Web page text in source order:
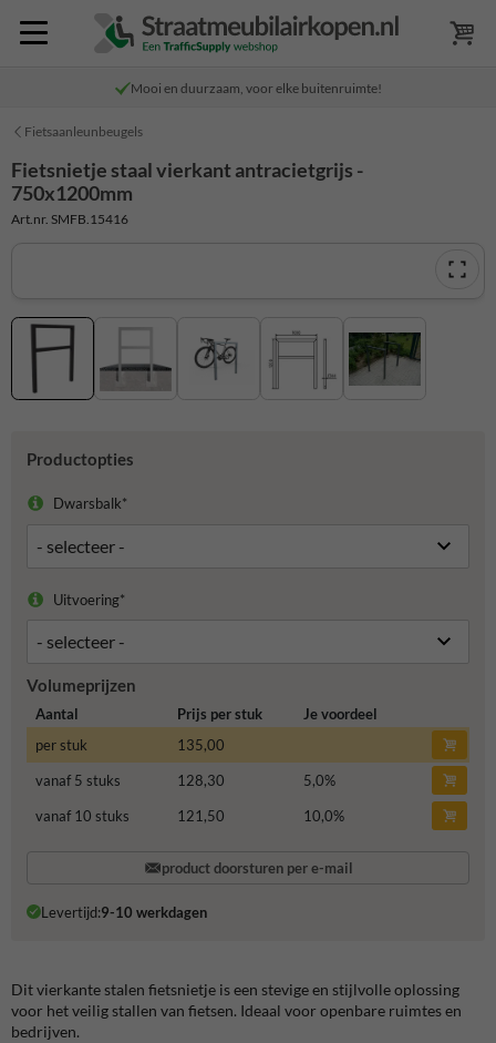
Mooi en duurzaam, voor elke buitenruimte!
Fietsaanleunbeugels
Fietsnietje staal vierkant antracietgrijs -
750x1200mm
Art.nr. SMFB.15416
Productopties
Dwarsbalk*
Uitvoering*
Volumeprijzen
Aantal Prijs per stuk
Je voordeel
per stuk
135,00
vanaf 5 stuks
128,30 5,0%
vanaf 10 stuks
121,50 10,0%
product doorsturen per e-mail
Levertijd:9-10 werkdagen
Dit vierkante stalen fietsnietje is een stevige en stijlvolle oplossing
voor het veilig stallen van fietsen. Ideaal voor openbare ruimtes en
bedrijven.